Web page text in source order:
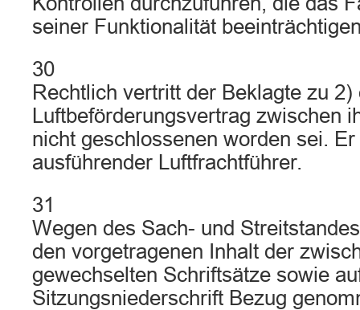
seiner Funktionalität
30
Rechtlich vertritt der Beklagte zu
Luftbeförderungsvertrag zwischen
nicht geschlossenen worden sei.
ausführender Luftfrachtführer.
31
Wegen des Sach- und
den vorgetragenen Inhalt der
gewechselten Schriftsätze sowie
Sitzungsniederschrift Bezug